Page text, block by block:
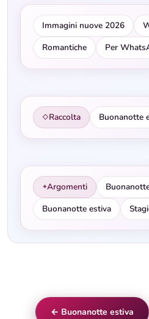
Immagini nuove 2026
Romantiche
Per
◇Raccolta Buonanotte
✦Argomenti
Buonanotte estiva
← Buonanotte estiva